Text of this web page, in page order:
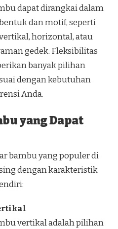
dapat dirangkai dalam
dan motif, seperti
horizontal, atau
gedek. Fleksibilitas
banyak pilihan
dengan kebutuhan
Anda.
yang Dapat
bambu yang populer di
dengan karakteristik
vertikal adalah pilihan